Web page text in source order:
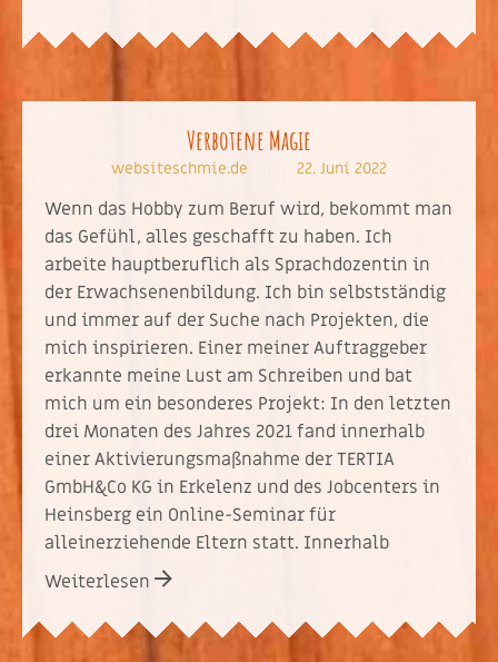
Verbotene Magie
websiteschmie.de 22. Juni 2022
Wenn das Hobby zum Beruf wird, bekommt man
das Gefühl, alles geschafft zu haben. Ich
arbeite hauptberuflich als Sprachdozentin in
der Erwachsenenbildung. Ich bin selbstständig
und immer auf der Suche nach Projekten, die
mich inspirieren. Einer meiner Auftraggeber
erkannte meine Lust am Schreiben und bat
mich um ein besonderes Projekt: In den letzten
drei Monaten des Jahres 2021 fand innerhalb
einer Aktivierungsmaßnahme der TERTIA
GmbH&Co KG in Erkelenz und des Jobcenters in
Heinsberg ein Online-Seminar für
alleinerziehende Eltern statt. Innerhalb
Weiterlesen